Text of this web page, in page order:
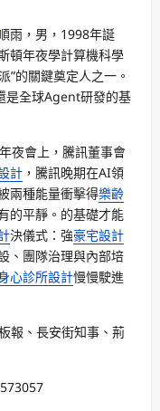
雨，男，1998年誕
頓年夜學計算機科學
”的關鍵奠定人之一。
是全球Agent研發的基
夜會上，騰訊董事會
計 ，騰訊晚期在AI領
兩種能量衝擊得樂齡
的平靜。的基礎才能
決儀式：強豪宅設計
、團隊治理與內部培
心診所設計慢慢駛進
報、長安街知事、荊